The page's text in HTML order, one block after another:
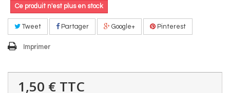
Ce produit n'est plus en stock
Tweet Partager Google+ Pinterest
Imprimer
1,50 € TTC